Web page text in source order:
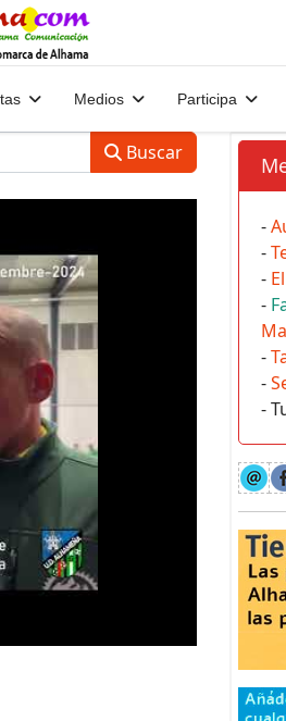
Medios Participa
Buscar
-
-
-
-
-
-
-